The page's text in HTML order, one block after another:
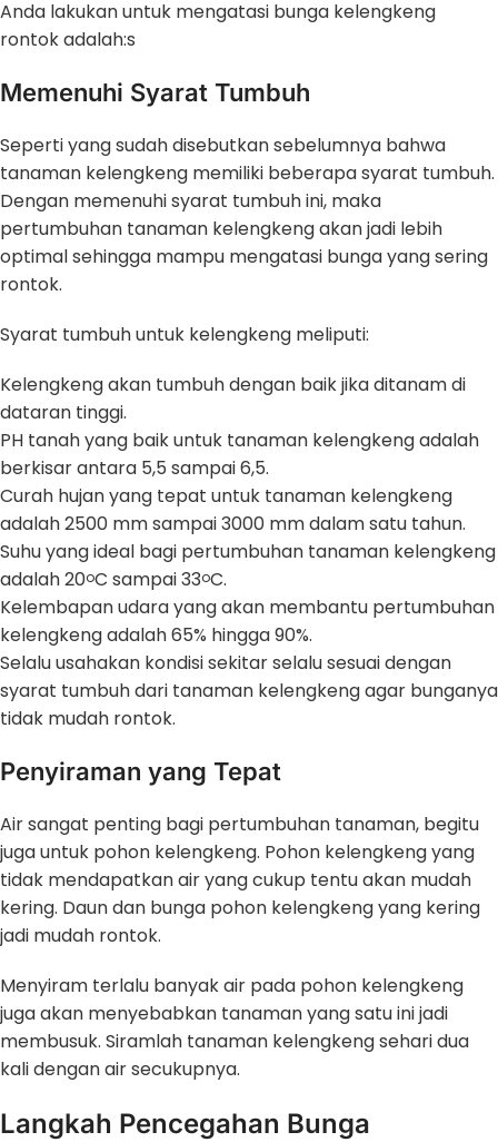
Anda lakukan untuk mengatasi bunga kelengkeng
rontok adalah:s
Memenuhi Syarat Tumbuh
Seperti yang sudah disebutkan sebelumnya bahwa
tanaman kelengkeng memiliki beberapa syarat tumbuh.
Dengan memenuhi syarat tumbuh ini, maka
pertumbuhan tanaman kelengkeng akan jadi lebih
optimal sehingga mampu mengatasi bunga yang sering
rontok.
Syarat tumbuh untuk kelengkeng meliputi:
Kelengkeng akan tumbuh dengan baik jika ditanam di
dataran tinggi.
PH tanah yang baik untuk tanaman kelengkeng adalah
berkisar antara 5,5 sampai 6,5.
Curah hujan yang tepat untuk tanaman kelengkeng
adalah 2500 mm sampai 3000 mm dalam satu tahun.
Suhu yang ideal bagi pertumbuhan tanaman kelengkeng
adalah 20oC sampai 33oC.
Kelembapan udara yang akan membantu pertumbuhan
kelengkeng adalah 65% hingga 90%.
Selalu usahakan kondisi sekitar selalu sesuai dengan
syarat tumbuh dari tanaman kelengkeng agar bunganya
tidak mudah rontok.
Penyiraman yang Tepat
Air sangat penting bagi pertumbuhan tanaman, begitu
juga untuk pohon kelengkeng. Pohon kelengkeng yang
tidak mendapatkan air yang cukup tentu akan mudah
kering. Daun dan bunga pohon kelengkeng yang kering
jadi mudah rontok.
Menyiram terlalu banyak air pada pohon kelengkeng
juga akan menyebabkan tanaman yang satu ini jadi
membusuk. Siramlah tanaman kelengkeng sehari dua
kali dengan air secukupnya.
Langkah Pencegahan Bunga